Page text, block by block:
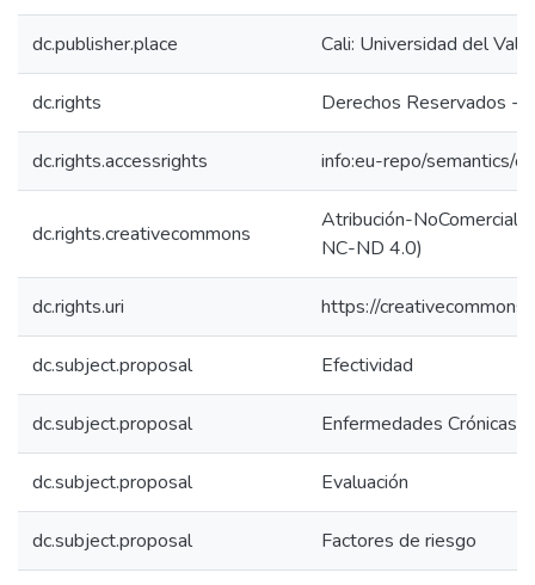
dc.publisher.place Cali: Universidad del
dc.rights Derechos Reservados -
dc.rights.accessrights info:eu-repo/semantics/
dc.rights.creativecommons
Atribución-NoComercial-
NC-ND 4.0)
dc.rights.uri https://
dc.subject.proposal Efectividad
dc.subject.proposal Enfermedades Crónicas
dc.subject.proposal Evaluación
dc.subject.proposal Factores de riesgo